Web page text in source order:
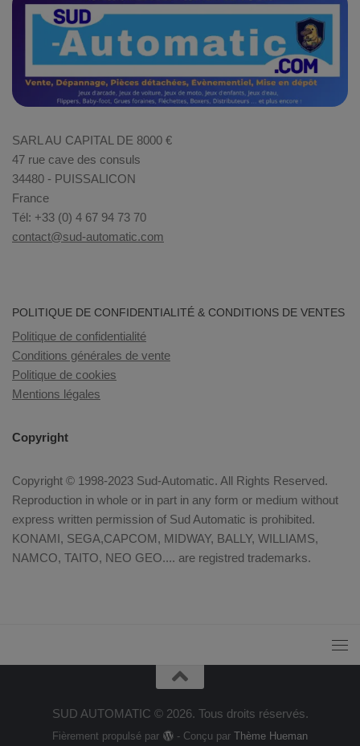
SARL AU CAPITAL DE 8000 €
47 rue cave des consuls
34480 - PUISSALICON
France
Tél: +33 (0) 4 67 94 73 70
contact@sud-automatic.com
POLITIQUE DE CONFIDENTIALITÉ & CONDITIONS DE VENTES
Politique de confidentialité
Conditions générales de vente
Politique de cookies
Mentions légales
Copyright
Copyright © 1998-2023 Sud-Automatic. All Rights Reserved.
Reproduction in whole or in part in any form or medium without
express written permission of Sud Automatic is prohibited.
KONAMI, SEGA,CAPCOM, MIDWAY, BALLY, WILLIAMS,
NAMCO, TAITO, NEO GEO.... are registred trademarks.
SUD AUTOMATIC © 2026. Tous droits réservés.
Fièrement propulsé par - Conçu par Thème Hueman